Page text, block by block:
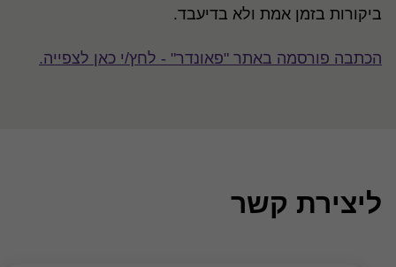
ביקורות בזמן אמת ולא בדיעבד.
הכתבה פורסמה באתר "פאונדר" - לחץ/י כאן לצפייה.
ליצירת קשר